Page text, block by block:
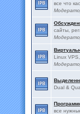
все что
сайты,
Linux
Dual &
все